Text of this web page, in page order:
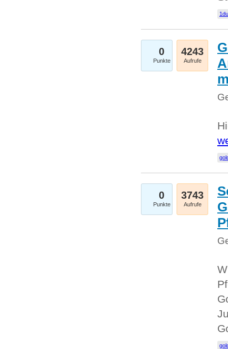
0
Punkte
4243
Aufrufe
0
Punkte
3743
Aufrufe